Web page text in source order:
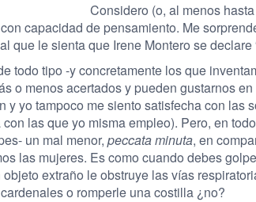
Considero (o, al menos
capacidad de pensamiento. Me
que le sienta que Irene Montero se declare
todo tipo -y concretamente los que
o menos acertados y pueden gustarnos
y yo tampoco me siento satisfecha con las
las que yo misma empleo). Pero, en
un mal menor, peccata minuta, en
las mujeres. Es como cuando debes
extraño le obstruye las vías
o romperle una costilla ¿no?